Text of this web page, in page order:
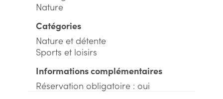
Nature
Catégories
Nature et détente
Sports et loisirs
Informations complémentaires
Réservation obligatoire : oui